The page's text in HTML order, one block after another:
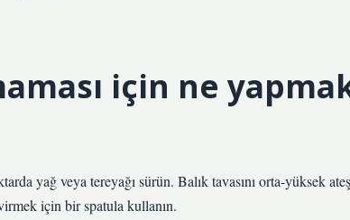
için ne
yağ veya tereyağı sürün. Balık tavasını orta-yüksek
için bir spatula kullanın.